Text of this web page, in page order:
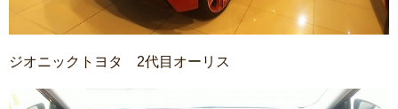
ジオニックトヨタ 2代目オーリス